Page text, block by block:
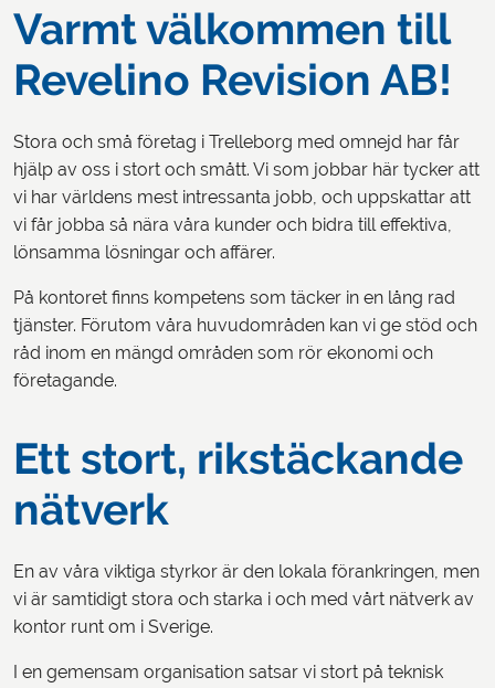
Varmt välkommen till
Revelino Revision AB!
Stora och små företag i Trelleborg med omnejd har får
hjälp av oss i stort och smått. Vi som jobbar här tycker att
vi har världens mest intressanta jobb, och uppskattar att
vi får jobba så nära våra kunder och bidra till effektiva,
lönsamma lösningar och affärer.
På kontoret finns kompetens som täcker in en lång rad
tjänster. Förutom våra huvudområden kan vi ge stöd och
råd inom en mängd områden som rör ekonomi och
företagande.
Ett stort, rikstäckande
nätverk
En av våra viktiga styrkor är den lokala förankringen, men
vi är samtidigt stora och starka i och med vårt nätverk av
kontor runt om i Sverige.
I en gemensam organisation satsar vi stort på teknisk